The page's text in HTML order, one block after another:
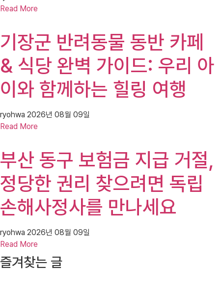
Read More
기장군 반려동물 동반 카페
& 식당 완벽 가이드: 우리 아
이와 함께하는 힐링 여행
ryohwa 2026년 08월 09일
Read More
부산 동구 보험금 지급 거절,
정당한 권리 찾으려면 독립
손해사정사를 만나세요
ryohwa 2026년 08월 09일
Read More
즐겨찾는 글